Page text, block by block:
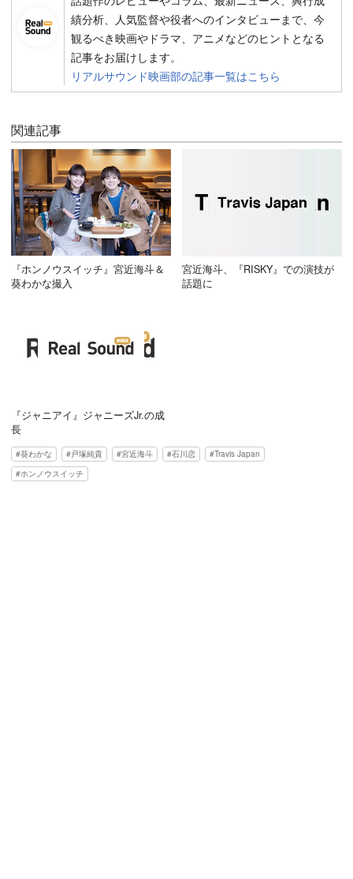
績分析、人気監督や役者へのインタビューまで、今
観るべき映画やドラマ、アニメなどのヒントとなる
記事をお届けします。
リアルサウンド映画部の記事一覧はこちら
関連記事
『ホンノウスイッチ』宮近海斗＆
葵わかな撮入
宮近海斗、『RISKY』での演技が
話題に
『ジャニアイ』ジャニーズJr.の成
長
葵わかな 戸塚純貴 宮近海斗 石川恋
Travis Japan
ホンノウスイッチ